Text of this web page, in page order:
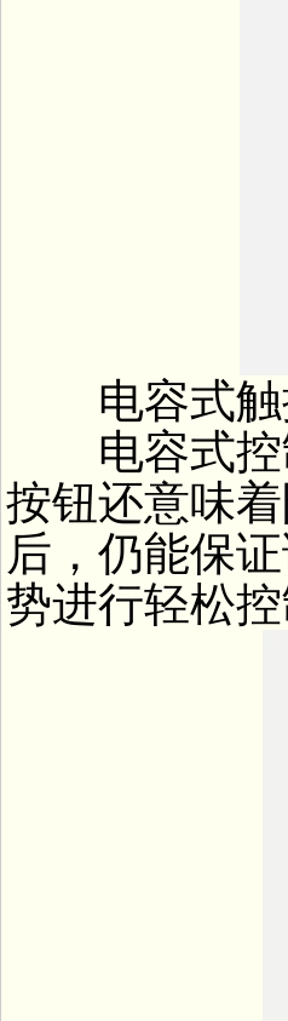
电容式触
电容式控
按钮还意味
后，仍能保
势进行轻松